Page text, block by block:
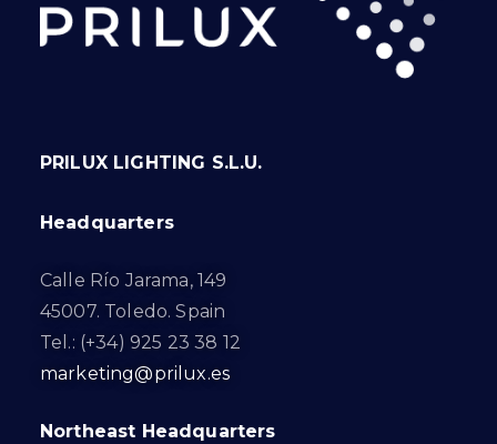
PRILUX LIGHTING S.L.U.
Headquarters
Calle Río Jarama, 149
45007. Toledo. Spain
Tel.: (+34) 925 23 38 12
marketing@prilux.es
Northeast Headquarters